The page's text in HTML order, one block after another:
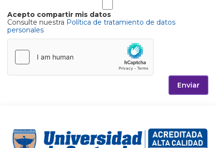
Acepto compartir mis datos
Consulte nuestra Política de tratamiento de datos
personales
Enviar